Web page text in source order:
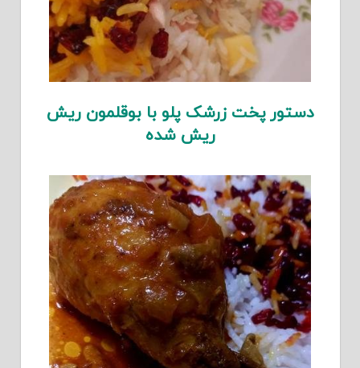
دستور پخت زرشک پلو با بوقلمون ریش
ریش شده